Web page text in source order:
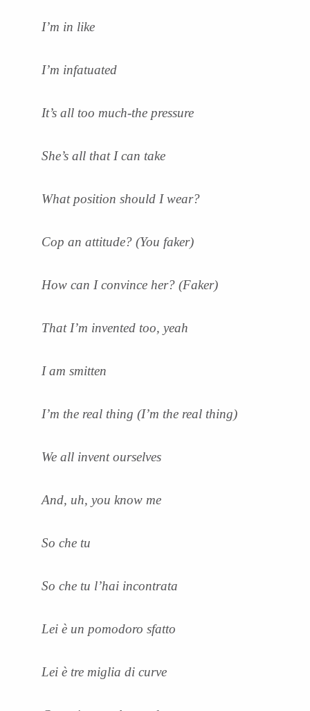
I’m in like
I’m infatuated
It’s all too much-the pressure
She’s all that I can take
What position should I wear?
Cop an attitude? (You faker)
How can I convince her? (Faker)
That I’m invented too, yeah
I am smitten
I’m the real thing (I’m the real thing)
We all invent ourselves
And, uh, you know me
So che tu
So che tu l’hai incontrata
Lei è un pomodoro sfatto
Lei è tre miglia di curve